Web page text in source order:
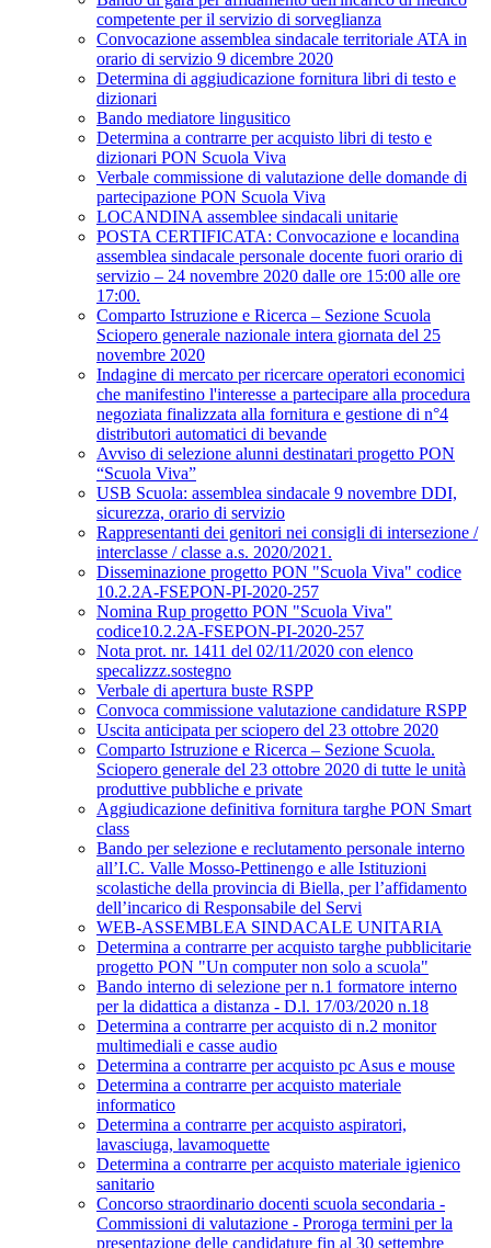
competente per il servizio di sorveglianza
Convocazione assemblea sindacale territoriale ATA in
orario di servizio 9 dicembre 2020
Determina di aggiudicazione fornitura libri di testo e
dizionari
Bando mediatore lingusitico
Determina a contrarre per acquisto libri di testo e
dizionari PON Scuola Viva
Verbale commissione di valutazione delle domande di
partecipazione PON Scuola Viva
LOCANDINA assemblee sindacali unitarie
POSTA CERTIFICATA: Convocazione e locandina
assemblea sindacale personale docente fuori orario di
servizio – 24 novembre 2020 dalle ore 15:00 alle ore
17:00.
Comparto Istruzione e Ricerca – Sezione Scuola
Sciopero generale nazionale intera giornata del 25
novembre 2020
Indagine di mercato per ricercare operatori economici
che manifestino l'interesse a partecipare alla procedura
negoziata finalizzata alla fornitura e gestione di n°4
distributori automatici di bevande
Avviso di selezione alunni destinatari progetto PON
“Scuola Viva”
USB Scuola: assemblea sindacale 9 novembre DDI,
sicurezza, orario di servizio
Rappresentanti dei genitori nei consigli di intersezione /
interclasse / classe a.s. 2020/2021.
Disseminazione progetto PON "Scuola Viva" codice
10.2.2A-FSEPON-PI-2020-257
Nomina Rup progetto PON "Scuola Viva"
codice10.2.2A-FSEPON-PI-2020-257
Nota prot. nr. 1411 del 02/11/2020 con elenco
specalizzz.sostegno
Verbale di apertura buste RSPP
Convoca commissione valutazione candidature RSPP
Uscita anticipata per sciopero del 23 ottobre 2020
Comparto Istruzione e Ricerca – Sezione Scuola.
Sciopero generale del 23 ottobre 2020 di tutte le unità
produttive pubbliche e private
Aggiudicazione definitiva fornitura targhe PON Smart
class
Bando per selezione e reclutamento personale interno
all’I.C. Valle Mosso-Pettinengo e alle Istituzioni
scolastiche della provincia di Biella, per l’affidamento
dell’incarico di Responsabile del Servi
WEB-ASSEMBLEA SINDACALE UNITARIA
Determina a contrarre per acquisto targhe pubblicitarie
progetto PON "Un computer non solo a scuola"
Bando interno di selezione per n.1 formatore interno
per la didattica a distanza - D.l. 17/03/2020 n.18
Determina a contrarre per acquisto di n.2 monitor
multimediali e casse audio
Determina a contrarre per acquisto pc Asus e mouse
Determina a contrarre per acquisto materiale
informatico
Determina a contrarre per acquisto aspiratori,
lavasciuga, lavamoquette
Determina a contrarre per acquisto materiale igienico
sanitario
Concorso straordinario docenti scuola secondaria -
Commissioni di valutazione - Proroga termini per la
presentazione delle candidature fin al 30 settembre